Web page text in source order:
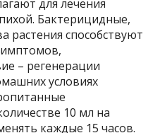
для лечения
Бактерицидные,
растения способствуют
– регенерации
условиях
10 мл на
каждые 15 часов.